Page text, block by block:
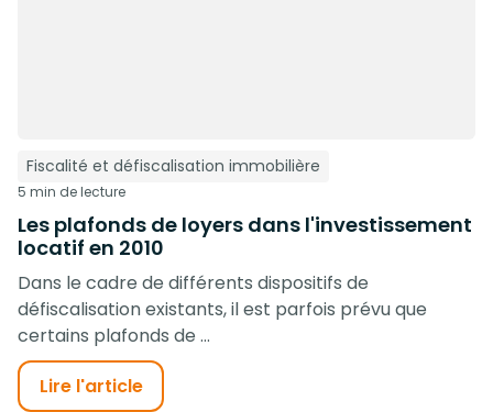
Fiscalité et défiscalisation immobilière
5 min de lecture
Les plafonds de loyers dans l'investissement
locatif en 2010
Dans le cadre de différents dispositifs de
défiscalisation existants, il est parfois prévu que
certains plafonds de ...
Lire l'article